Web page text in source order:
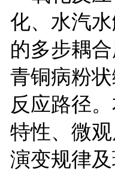
化、水汽
的多步耦
青铜病粉
反应路径
特性、微
演变规律及